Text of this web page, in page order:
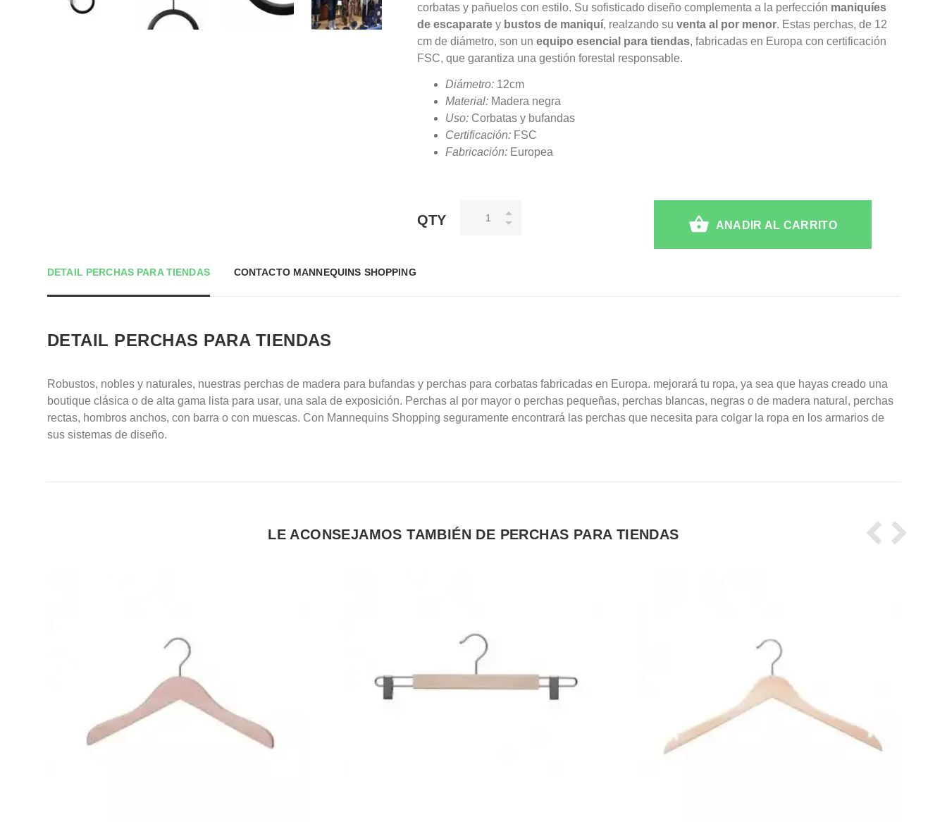
corbatas y pañuelos con estilo. Su sofisticado diseño complementa a la perfección maniquíes
de escaparate y bustos de maniquí, realzando su venta al por menor. Estas perchas, de 12
cm de diámetro, son un equipo esencial para tiendas, fabricadas en Europa con certificación
FSC, que garantiza una gestión forestal responsable.
Diámetro: 12cm
Material: Madera negra
Uso: Corbatas y bufandas
Certificación: FSC
Fabricación: Europea
QTY ANADIR AL CARRITO
DETAIL PERCHAS PARA TIENDAS CONTACTO MANNEQUINS SHOPPING
DETAIL PERCHAS PARA TIENDAS
Robustos, nobles y naturales, nuestras perchas de madera para bufandas y perchas para corbatas fabricadas en Europa. mejorará tu ropa, ya sea que hayas creado una
boutique clásica o de alta gama lista para usar, una sala de exposición. Perchas al por mayor o perchas pequeñas, perchas blancas, negras o de madera natural, perchas
rectas, hombros anchos, con barra o con muescas. Con Mannequins Shopping seguramente encontrará las perchas que necesita para colgar la ropa en los armarios de
sus sistemas de diseño.
LE ACONSEJAMOS TAMBIÉN DE PERCHAS PARA TIENDAS